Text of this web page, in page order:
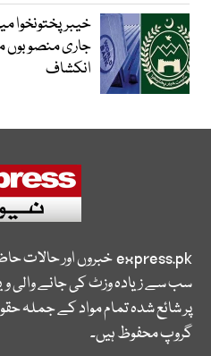
خیبرپختونخوا
جاری منصوبوں
انکشاف
express.pkخبروں اور حالات
سب سے زیادہ وزٹ کی جانے
پر شائع شدہ تمام مواد کے جملہ
گروپ محفوظ ہیں۔